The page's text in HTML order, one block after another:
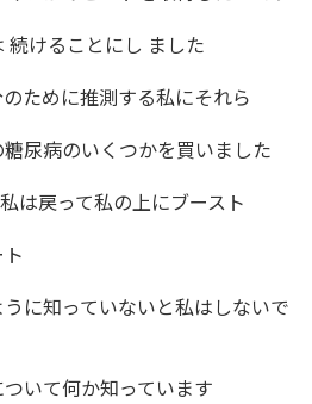
続けることにし ました
ために推測する私にそれら
尿病のいくつかを買いました
は戻って私の上にブースト
に知っていないと私はしないで
いて何か知っています